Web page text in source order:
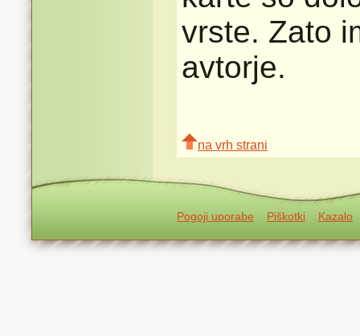
vrste. Zato
avtorje.
na vrh strani
Pogoji uporabe Piškotki Kazalo